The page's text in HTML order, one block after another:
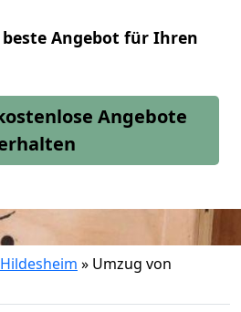
beste Angebot für Ihren
Angebote
» Umzug von